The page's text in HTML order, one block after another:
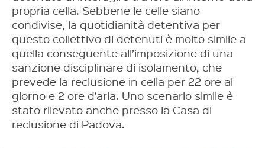
propria cella. Sebbene le celle siano
condivise, la quotidianità detentiva per
questo collettivo di detenuti è molto simile a
quella conseguente all’imposizione di una
sanzione disciplinare di isolamento, che
prevede la reclusione in cella per 22 ore al
giorno e 2 ore d’aria. Uno scenario simile è
stato rilevato anche presso la Casa di
reclusione di Padova.